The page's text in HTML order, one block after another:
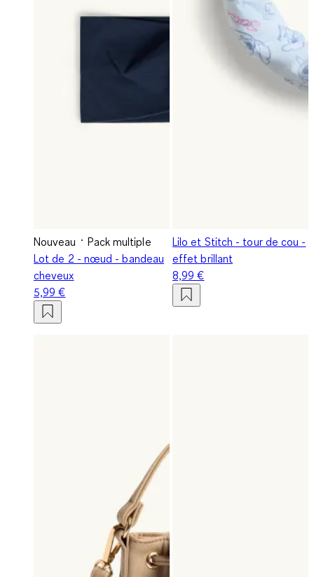
Nouveau
Pack multiple
Lot de 2 - nœud - bandeau
cheveux
5,99 €
Lilo et Stitch - tour de cou -
effet brillant
8,99 €